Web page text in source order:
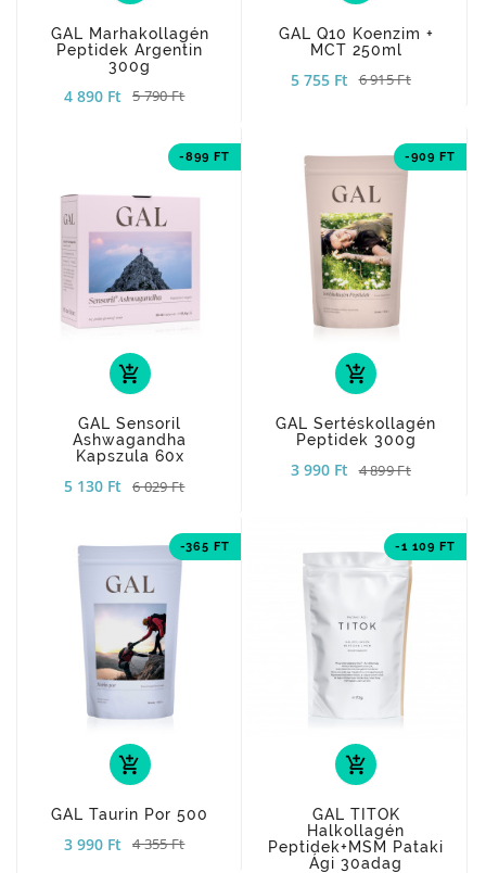
GAL Marhakollagén
Peptidek Argentin
300g
4 890 Ft 5 790 Ft
GAL Q10 Koenzim +
MCT 250ml
5 755 Ft 6 915 Ft
-899 FT
add_shopping_cart
GAL Sensoril
Ashwagandha
Kapszula 60x
5 130 Ft 6 029 Ft
-909 FT
add_shopping_cart
GAL Sertéskollagén
Peptidek 300g
3 990 Ft 4 899 Ft
-365 FT
add_shopping_cart
GAL Taurin Por 500
3 990 Ft 4 355 Ft
-1 109 FT
add_shopping_cart
GAL TITOK
Halkollagén
Peptidek+MSM Pataki
Ági 30adag